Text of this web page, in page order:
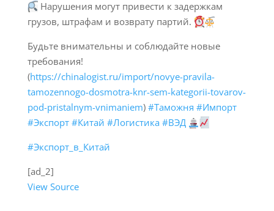
Нарушения могут привести к задержкам
грузов, штрафам и возврату партий.
Будьте внимательны и соблюдайте новые
требования!
(https://chinalogist.ru/import/novye-pravila-
tamozennogo-dosmotra-knr-sem-kategorii-tovarov-
pod-pristalnym-vnimaniem) #Таможня #Импорт
#Экспорт #Китай #Логистика #ВЭД
#Экспорт_в_Китай
[ad_2]
View Source